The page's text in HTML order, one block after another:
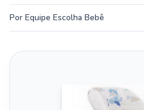
Por Equipe Escolha Bebê